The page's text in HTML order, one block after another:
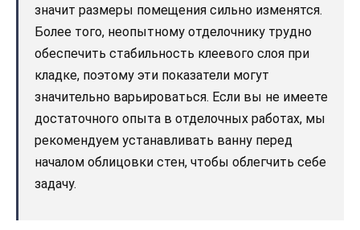
значит размеры помещения сильно изменятся.
Более того, неопытному отделочнику трудно
обеспечить стабильность клеевого слоя при
кладке, поэтому эти показатели могут
значительно варьироваться. Если вы не имеете
достаточного опыта в отделочных работах, мы
рекомендуем устанавливать ванну перед
началом облицовки стен, чтобы облегчить себе
задачу.